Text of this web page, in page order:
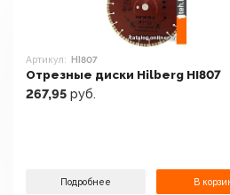
Артикул: HI807
Отрезные диски Hilberg HI807
267,95 руб.
Подробнее В